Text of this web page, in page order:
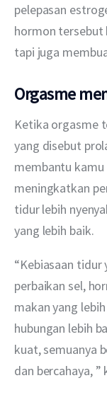
pelepasan
hormon tersebut
tapi juga
Orgasme
Ketika orgasme
yang disebut
membantu
meningkatkan
tidur lebih
yang lebih baik.
“Kebiasaan
perbaikan sel,
makan yang
hubungan lebih
kuat, semuanya
dan bercahaya, ”